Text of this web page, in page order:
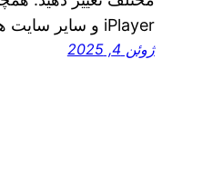
iPlayer و سایر سایت‌ های…
ژوئن 4, 2025